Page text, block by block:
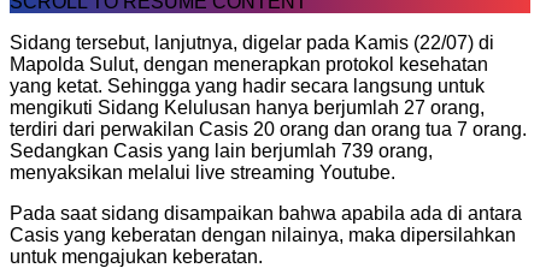
Sidang tersebut, lanjutnya, digelar pada Kamis (22/07) di
Mapolda Sulut, dengan menerapkan protokol kesehatan
yang ketat. Sehingga yang hadir secara langsung untuk
mengikuti Sidang Kelulusan hanya berjumlah 27 orang,
terdiri dari perwakilan Casis 20 orang dan orang tua 7 orang.
Sedangkan Casis yang lain berjumlah 739 orang,
menyaksikan melalui live streaming Youtube.
Pada saat sidang disampaikan bahwa apabila ada di antara
Casis yang keberatan dengan nilainya, maka dipersilahkan
untuk mengajukan keberatan.